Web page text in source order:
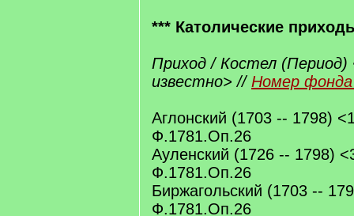
*** Католические
Приход / Костел (Период)
известно> // Номер
Аглонский (1703 -- 1798)
Ф.1781.Оп.26
Ауленский (1726 -- 1798)
Ф.1781.Оп.26
Биржагольский (1703 --
Ф.1781.Оп.26